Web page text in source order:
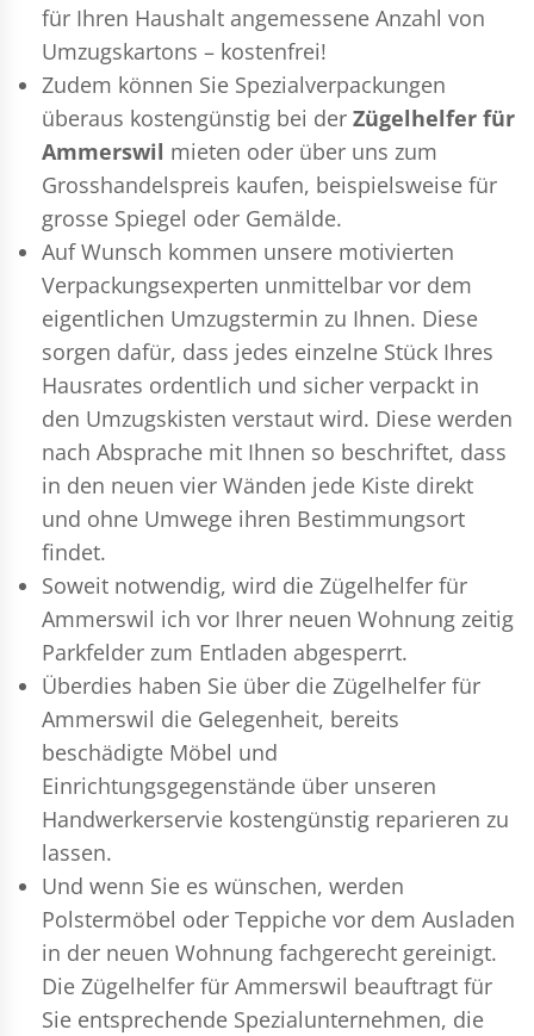
für Ihren Haushalt angemessene Anzahl von
Umzugskartons – kostenfrei!
Zudem können Sie Spezialverpackungen
überaus kostengünstig bei der Zügelhelfer für
Ammerswil mieten oder über uns zum
Grosshandelspreis kaufen, beispielsweise für
grosse Spiegel oder Gemälde.
Auf Wunsch kommen unsere motivierten
Verpackungsexperten unmittelbar vor dem
eigentlichen Umzugstermin zu Ihnen. Diese
sorgen dafür, dass jedes einzelne Stück Ihres
Hausrates ordentlich und sicher verpackt in
den Umzugskisten verstaut wird. Diese werden
nach Absprache mit Ihnen so beschriftet, dass
in den neuen vier Wänden jede Kiste direkt
und ohne Umwege ihren Bestimmungsort
findet.
Soweit notwendig, wird die Zügelhelfer für
Ammerswil ich vor Ihrer neuen Wohnung zeitig
Parkfelder zum Entladen abgesperrt.
Überdies haben Sie über die Zügelhelfer für
Ammerswil die Gelegenheit, bereits
beschädigte Möbel und
Einrichtungsgegenstände über unseren
Handwerkerservie kostengünstig reparieren zu
lassen.
Und wenn Sie es wünschen, werden
Polstermöbel oder Teppiche vor dem Ausladen
in der neuen Wohnung fachgerecht gereinigt.
Die Zügelhelfer für Ammerswil beauftragt für
Sie entsprechende Spezialunternehmen, die